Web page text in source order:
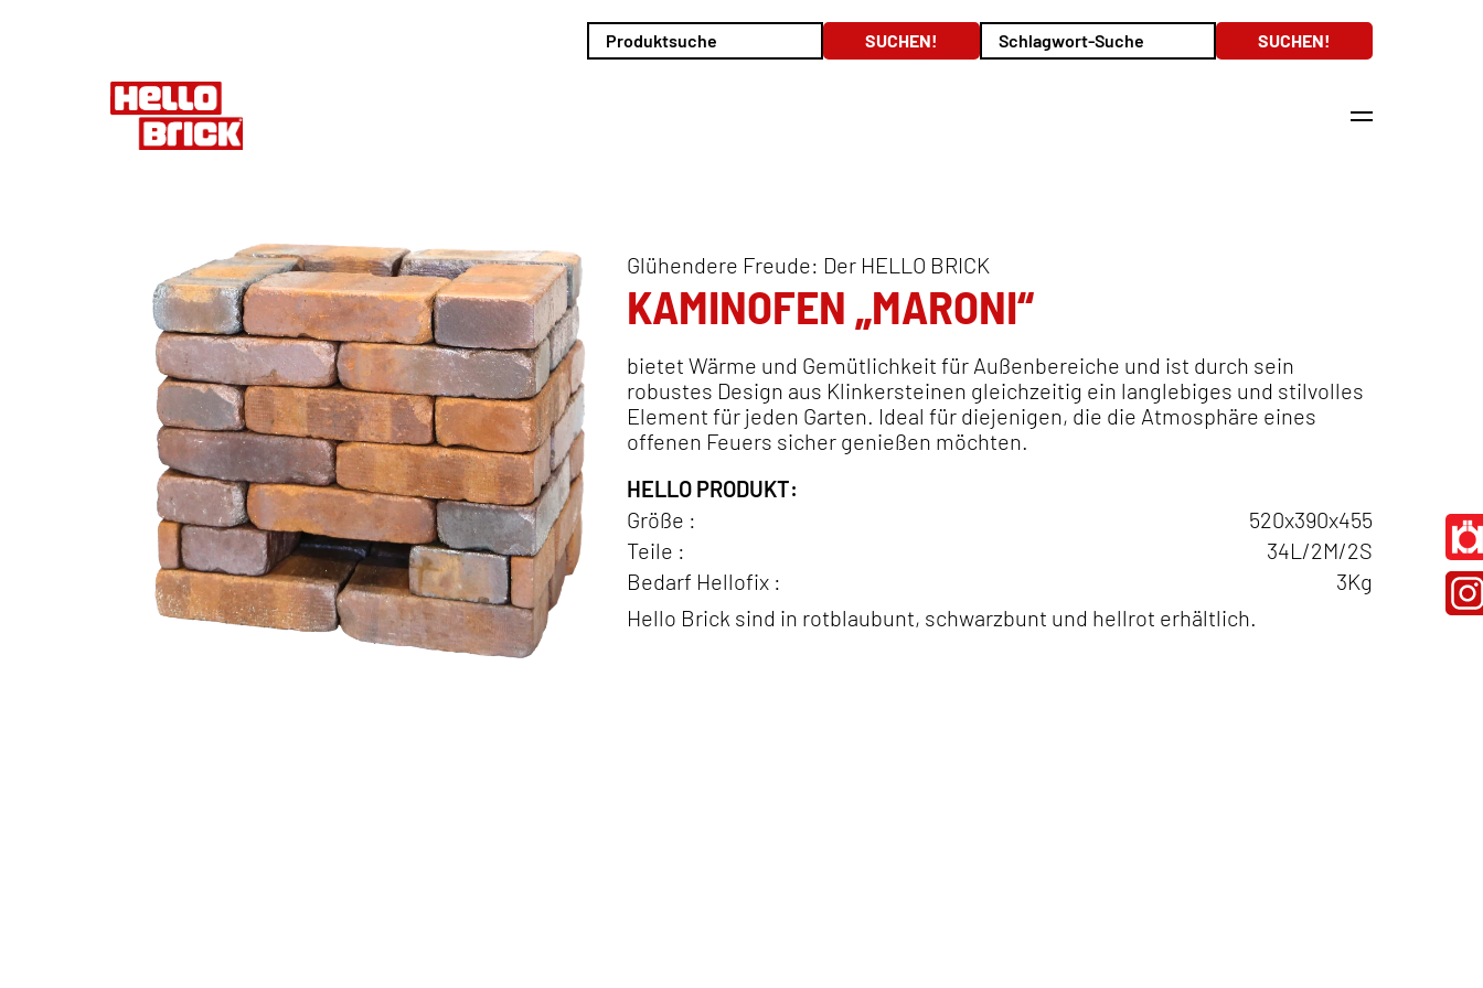
Glühendere Freude: Der HELLO BRICK
KAMINOFEN „MARONI“
bietet Wärme und Gemütlichkeit für Außenbereiche und ist durch sein
robustes Design aus Klinkersteinen gleichzeitig ein langlebiges und stilvolles
Element für jeden Garten. Ideal für diejenigen, die die Atmosphäre eines
offenen Feuers sicher genießen möchten.
HELLO PRODUKT:
Größe :
520x390x455
Teile :
34L/2M/2S
Bedarf Hellofix :
3Kg
Hello Brick sind in rotblaubunt, schwarzbunt und hellrot erhältlich.